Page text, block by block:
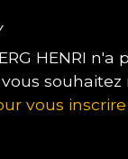
HENRI n'a
vous